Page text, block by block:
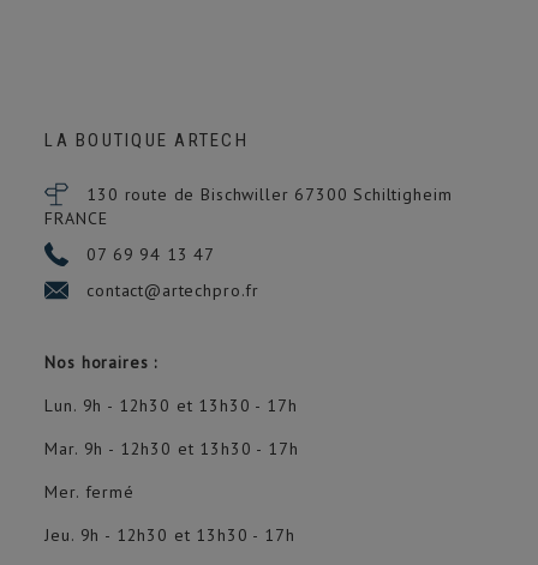
LA BOUTIQUE ARTECH
130 route de Bischwiller 67300 Schiltigheim
FRANCE
07 69 94 13 47
contact@artechpro.fr
Nos horaires :
Lun. 9h - 12h30 et 13h30 - 17h
Mar. 9h - 12h30 et 13h30 - 17h
Mer. fermé
Jeu. 9h - 12h30 et 13h30 - 17h